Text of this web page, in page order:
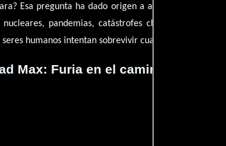
Esa pregunta ha dado origen a algunas de las
pandemias, catástrofes climáticas o
humanos intentan sobrevivir cuando el mundo que
Max: Furia en el camino (2015)